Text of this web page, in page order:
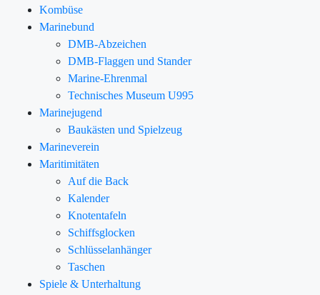
Kombüse
Marinebund
DMB-Abzeichen
DMB-Flaggen und Stander
Marine-Ehrenmal
Technisches Museum U995
Marinejugend
Baukästen und Spielzeug
Marineverein
Maritimitäten
Auf die Back
Kalender
Knotentafeln
Schiffsglocken
Schlüsselanhänger
Taschen
Spiele & Unterhaltung